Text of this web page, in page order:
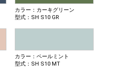
カラー：カーキグリーン
型式：SH S10 GR
カラー：ペールミント
型式：SH S10 MT